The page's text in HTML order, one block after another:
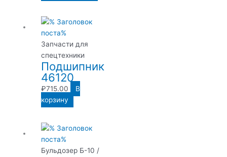
Запчасти для
спецтехники
Подшипник
46120
₽715.00
В
корзину
Бульдозер Б-10 /